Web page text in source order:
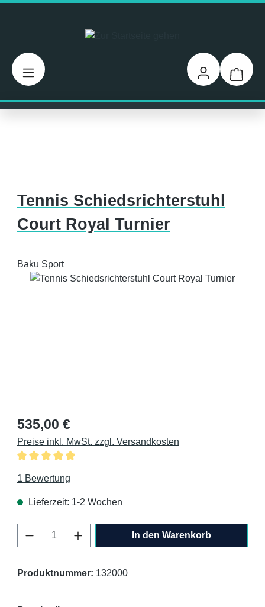
Tennis Schiedsrichterstuhl
Court Royal Turnier
Baku Sport
Bildergalerie überspringen
Regulärer Preis:
535,00 €
Preise inkl. MwSt. zzgl. Versandkosten
Durchschnittliche Bewertung von 5 von 5 Sternen
1 Bewertung
Lieferzeit: 1-2 Wochen
Produkt Anzahl: Gib den gewünschten
In den Warenkorb
Produktnummer: 132000